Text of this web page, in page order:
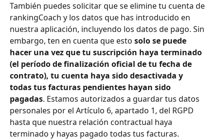
También puedes solicitar que se elimine tu cuenta de
rankingCoach y los datos que has introducido en
nuestra aplicación, incluyendo los datos de pago. Sin
embargo, ten en cuenta que esto solo se puede
hacer una vez que tu suscripción haya terminado
(el período de finalización oficial de tu fecha de
contrato), tu cuenta haya sido desactivada y
todas tus facturas pendientes hayan sido
pagadas. Estamos autorizados a guardar tus datos
personales por el Artículo 6, apartado 1, del RGPD
hasta que nuestra relación contractual haya
terminado y hayas pagado todas tus facturas.